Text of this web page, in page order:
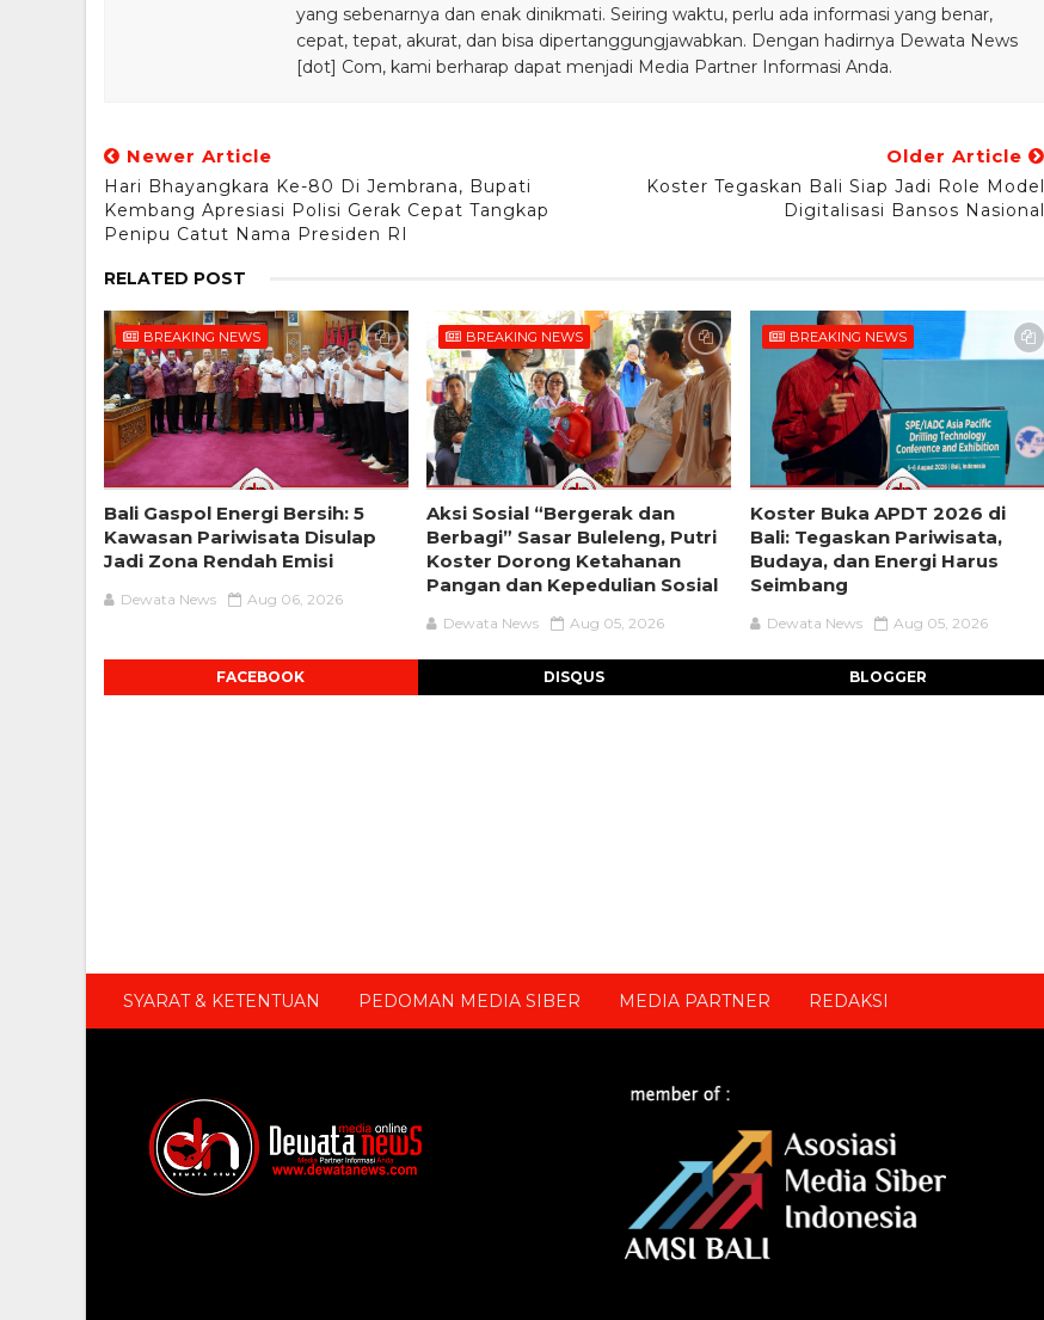
yang sebenarnya dan enak dinikmati. Seiring waktu, perlu ada informasi yang benar,
cepat, tepat, akurat, dan bisa dipertanggungjawabkan. Dengan hadirnya Dewata News
[dot] Com, kami berharap dapat menjadi Media Partner Informasi Anda.
Newer Article
Hari Bhayangkara Ke-80 Di Jembrana, Bupati
Kembang Apresiasi Polisi Gerak Cepat Tangkap
Penipu Catut Nama Presiden RI
Older Article
Koster Tegaskan Bali Siap Jadi Role Model
Digitalisasi Bansos Nasional
RELATED POST
BREAKING NEWS
Bali Gaspol Energi Bersih: 5
Kawasan Pariwisata Disulap
Jadi Zona Rendah Emisi
Dewata News Aug 06, 2026
BREAKING NEWS
Aksi Sosial “Bergerak dan
Berbagi” Sasar Buleleng, Putri
Koster Dorong Ketahanan
Pangan dan Kepedulian Sosial
Dewata News Aug 05, 2026
BREAKING NEWS
Koster Buka APDT 2026 di
Bali: Tegaskan Pariwisata,
Budaya, dan Energi Harus
Seimbang
Dewata News Aug 05, 2026
FACEBOOK DISQUS BLOGGER
SYARAT & KETENTUAN PEDOMAN MEDIA SIBER MEDIA PARTNER REDAKSI